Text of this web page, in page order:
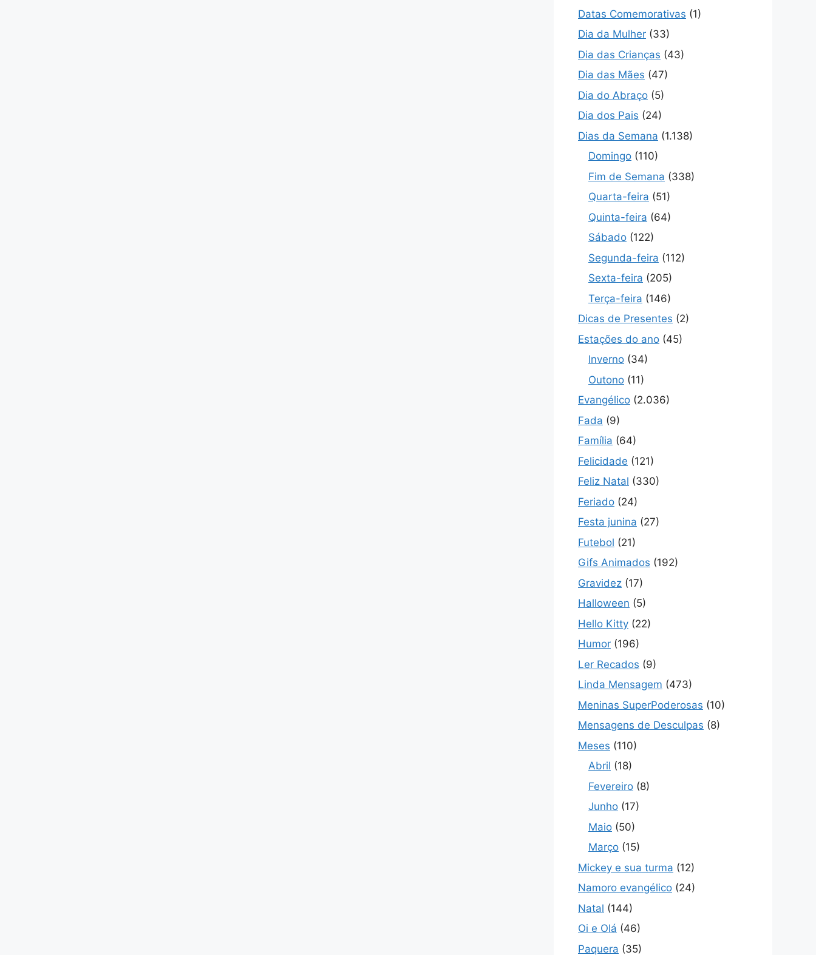
Datas Comemorativas (1)
Dia da Mulher (33)
Dia das Crianças (43)
Dia das Mães (47)
Dia do Abraço (5)
Dia dos Pais (24)
Dias da Semana (1.138)
Domingo (110)
Fim de Semana (338)
Quarta-feira (51)
Quinta-feira (64)
Sábado (122)
Segunda-feira (112)
Sexta-feira (205)
Terça-feira (146)
Dicas de Presentes (2)
Estações do ano (45)
Inverno (34)
Outono (11)
Evangélico (2.036)
Fada (9)
Família (64)
Felicidade (121)
Feliz Natal (330)
Feriado (24)
Festa junina (27)
Futebol (21)
Gifs Animados (192)
Gravidez (17)
Halloween (5)
Hello Kitty (22)
Humor (196)
Ler Recados (9)
Linda Mensagem (473)
Meninas SuperPoderosas (10)
Mensagens de Desculpas (8)
Meses (110)
Abril (18)
Fevereiro (8)
Junho (17)
Maio (50)
Março (15)
Mickey e sua turma (12)
Namoro evangélico (24)
Natal (144)
Oi e Olá (46)
Paquera (35)